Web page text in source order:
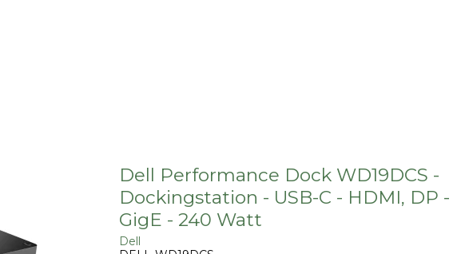
Dell Performance Dock WD19DCS -
Dockingstation - USB-C - HDMI, DP -
GigE - 240 Watt
Dell